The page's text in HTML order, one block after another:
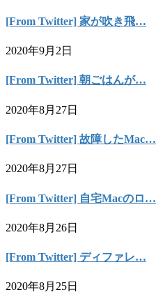
[From Twitter] 家が吹き飛…
2020年9月2日
[From Twitter] 朝ごはんが…
2020年8月27日
[From Twitter] 故障したMac…
2020年8月27日
[From Twitter] 自宅Macのロ…
2020年8月26日
[From Twitter] ディファレ…
2020年8月25日